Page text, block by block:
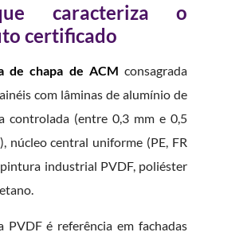
caracteriza o
certificado
de chapa de ACM consagrada
com lâminas de alumínio de
controlada (entre 0,3 mm e 0,5
núcleo central uniforme (PE, FR
industrial PVDF, poliéster
PVDF é referência em fachadas